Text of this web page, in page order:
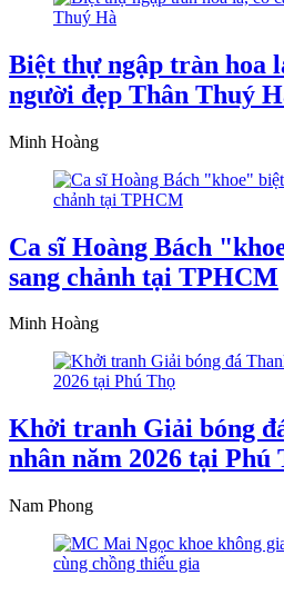
Biệt thự ngập tràn hoa
người đẹp Thân Thuý
Minh Hoàng
Ca sĩ Hoàng Bách
sang chảnh tại TPHCM
Minh Hoàng
Khởi tranh Giải bóng
nhân năm 2026 tại Phú
Nam Phong